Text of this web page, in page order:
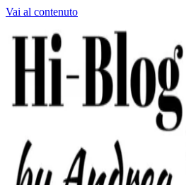
Vai al contenuto